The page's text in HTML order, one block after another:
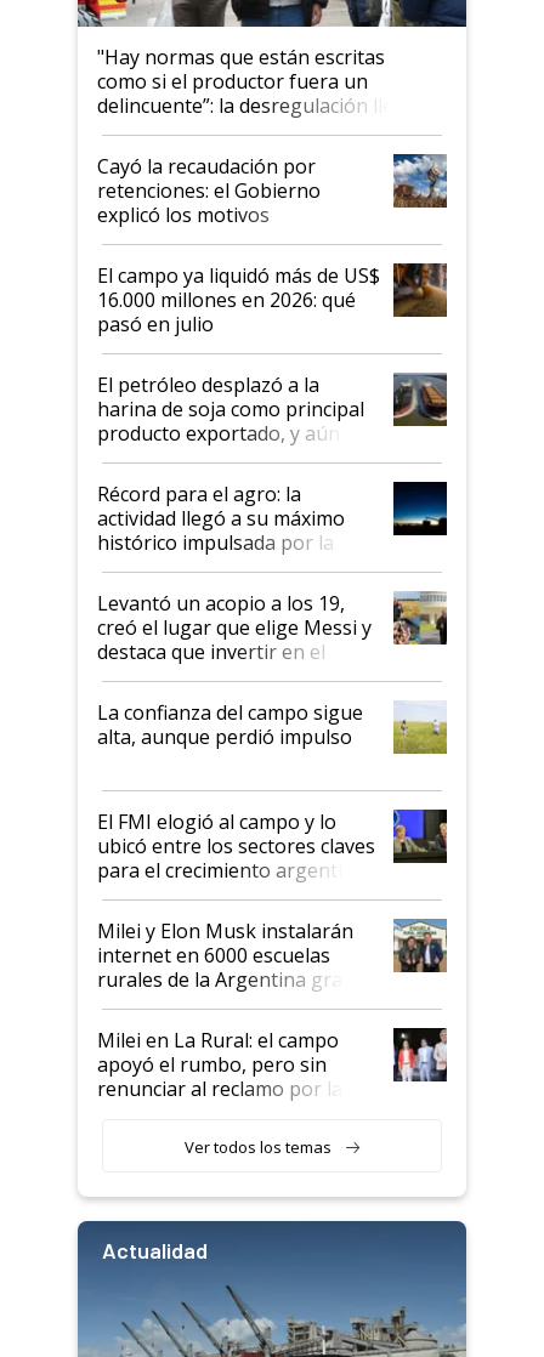
"Hay normas que están escritas
como si el productor fuera un
delincuente”: la desregulación llegó
al Congreso Aapresid y hasta se
habló del financiamiento al IPCVA
Cayó la recaudación por
retenciones: el Gobierno
explicó los motivos
El campo ya liquidó más de US$
16.000 millones en 2026: qué
pasó en julio
El petróleo desplazó a la
harina de soja como principal
producto exportado, y aún así
el agro aportó casi seis de cada
diez dólares y sostuvo el
liderazgo en un semestre
récord
Récord para el agro: la
actividad llegó a su máximo
histórico impulsada por la
cosecha y las exportaciones
Levantó un acopio a los 19,
creó el lugar que elige Messi y
destaca que invertir en el
kirchnerismo era como "darle
plata a un hijo para droga":
Juan Félix Rossetti, el libertario
que de una dura crisis salió
de Milei
La confianza del campo sigue
alta, aunque perdió impulso
El FMI elogió al campo y lo
ubicó entre los sectores claves
para el crecimiento argentino
Milei y Elon Musk instalarán
internet en 6000 escuelas
rurales de la Argentina gracias
a un acuerdo con Starlink
Milei en La Rural: el campo
apoyó el rumbo, pero sin
renunciar al reclamo por las
Ver todos los temas
Actualidad